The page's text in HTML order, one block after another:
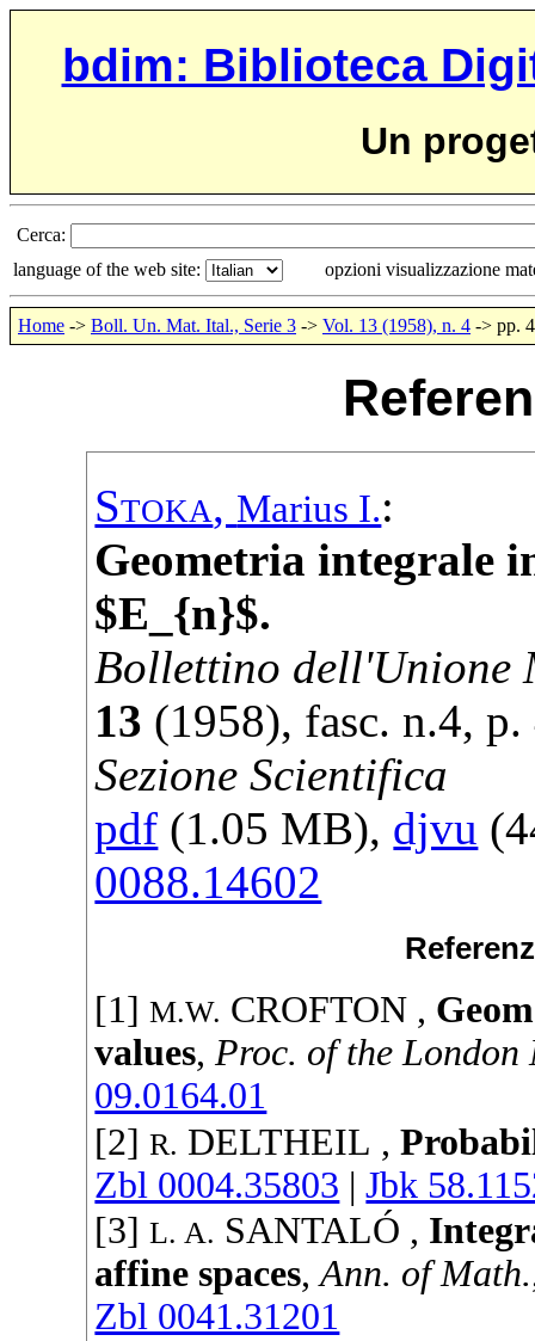
bdim: Biblioteca
Un
Cerca:
language of the web site:
opzioni visualizzazione
Home -> Boll. Un. Mat. Ital., Serie 3 -> Vol. 13 (1958), n. 4 -> pp.
Stoka, Marius I.:
Geometria integrale
$E_{n}$.
Bollettino dell'Unione
13 (1958), fasc. n.4, p.
Sezione Scientifica
pdf (1.05 MB), djvu
0088.14602
[1]M.W. CROFTON ,
values,Proc. of the London
09.0164.01
[2]R. DELTHEIL ,
Zbl 0004.35803 |Jbk
[3]L. A. SANTALÓ ,
affine spaces,Ann. of Math.
Zbl 0041.31201